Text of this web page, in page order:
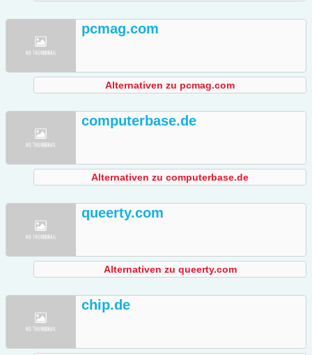
pcmag.com
Alternativen zu pcmag.com
computerbase.de
Alternativen zu computerbase.de
queerty.com
Alternativen zu queerty.com
chip.de